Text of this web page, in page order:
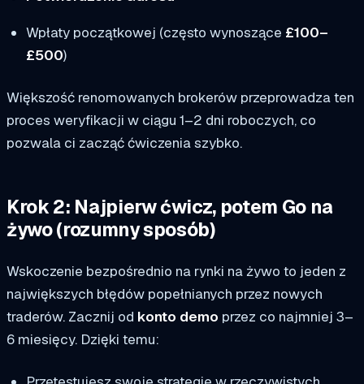
Wpłaty początkowej (często wynoszące £100–
£500)
Większość renomowanych brokerów przeprowadza ten
proces weryfikacji w ciągu 1–2 dni roboczych, co
pozwala ci zacząć ćwiczenia szybko.
Krok 2: Najpierw ćwicz, potem Go na
żywo (rozumny sposób)
Wskoczenie bezpośrednio na rynki na żywo to jeden z
największych błędów popełnianych przez nowych
traderów. Zacznij od konto demo przez co najmniej 3–
6 miesięcy. Dzięki temu: